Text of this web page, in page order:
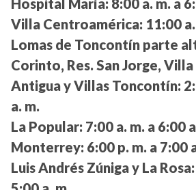
Hospital María: 8:00 a. m. a
Villa Centroamérica: 11:00
Lomas de Toncontín parte
Corinto, Res. San Jorge,
Antigua y Villas Toncontín:
a. m.
La Popular: 7:00 a. m. a 6:00
Monterrey: 6:00 p. m. a 7:00
Luis Andrés Zúniga y La Rosa: